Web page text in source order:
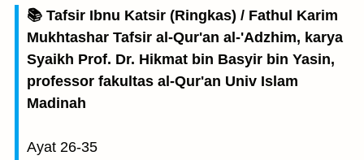
📚 Tafsir Ibnu Katsir (Ringkas) / Fathul Karim
Mukhtashar Tafsir al-Qur'an al-'Adzhim, karya
Syaikh Prof. Dr. Hikmat bin Basyir bin Yasin,
professor fakultas al-Qur'an Univ Islam
Madinah
Ayat 26-35